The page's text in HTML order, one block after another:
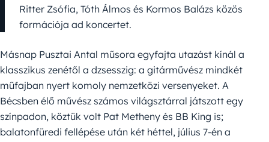
Ritter Zsófia, Tóth Álmos és Kormos Balázs közös
formációja ad koncertet.
Másnap Pusztai Antal műsora egyfajta utazást kínál a
klasszikus zenétől a dzsesszig: a gitárművész mindkét
műfajban nyert komoly nemzetközi versenyeket. A
Bécsben élő művész számos világsztárral játszott egy
színpadon, köztük volt Pat Metheny és BB King is;
balatonfüredi fellépése után két héttel, július 7-én a